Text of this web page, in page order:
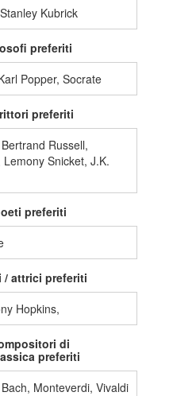
Kubrick
preferiti
Popper, Socrate
preferiti
Russell,
Snicket, J.K.
preferiti
/ attrici preferiti
Hopkins,
di
preferiti
Monteverdi, Vivaldi